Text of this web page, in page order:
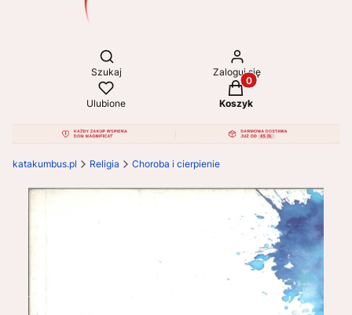
Otwórz wyszukiwarkę
Szukaj Zaloguj się
Ulubione
Produkty w koszyku:
Koszyk
katakumbus.pl Religia Choroba i cierpienie